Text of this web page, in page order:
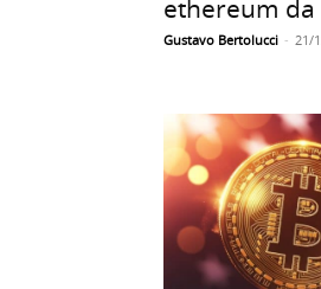
ethereum da
Gustavo Bertolucci - 21/